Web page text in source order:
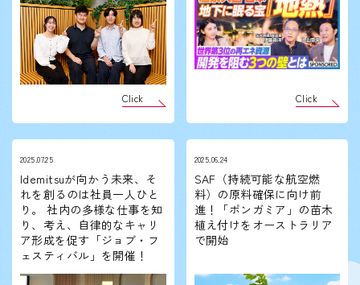
Click Click
2025.07.25
Idemitsuが向かう未来、そ
れを創るのは社員一人ひと
り。 社内の多様な仕事を知
り、考え、自律的なキャリ
ア形成を促す「ジョブ・フ
ェスティバル」を開催！
2025.06.24
SAF（持続可能な航空燃
料）の原料確保に向け前
進！「ポンガミア」の苗木
植え付けをオーストラリア
で開始